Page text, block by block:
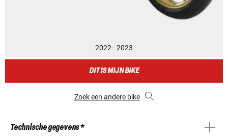
2022 - 2023
DIT IS MIJN BIKE
Zoek een andere bike
Technische gegevens *